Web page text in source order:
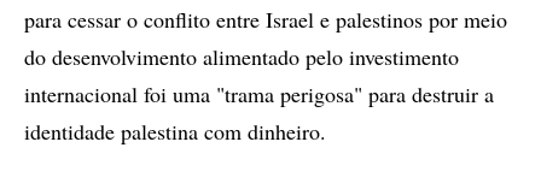
para cessar o conflito entre Israel e palestinos por meio
do desenvolvimento alimentado pelo investimento
internacional foi uma "trama perigosa" para destruir a
identidade palestina com dinheiro.